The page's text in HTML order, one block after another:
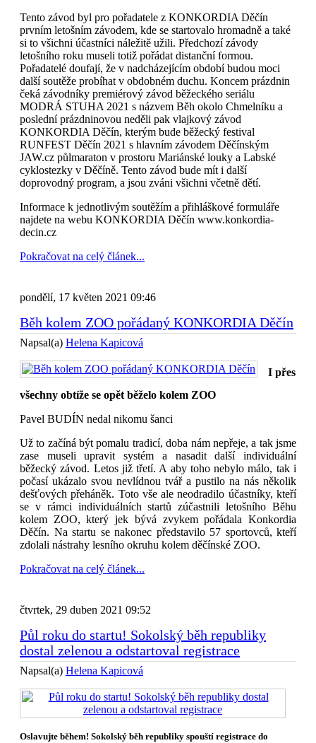
Tento závod byl pro pořadatele z KONKORDIA Děčín
prvním letošním závodem, kde se startovalo hromadně a také
si to všichni účastníci náležitě užili. Předchozí závody
letošního roku museli totiž pořádat distanční formou.
Pořadatelé doufají, že v nadcházejícím období budou moci
další soutěže probíhat v obdobném duchu. Koncem prázdnin
čeká závodníky premiérový závod běžeckého seriálu
MODRÁ STUHA 2021 s názvem Běh okolo Chmelníku a
poslední prázdninovou neděli pak vlajkový závod
KONKORDIA Děčín, kterým bude běžecký festival
RUNFEST Děčín 2021 s hlavním závodem Děčínským
JAW.cz půlmaraton v prostoru Mariánské louky a Labské
cyklostezky v Děčíně. Tento závod bude mít i další
doprovodný program, a jsou zváni všichni včetně dětí.
Informace k jednotlivým soutěžím a přihláškové formuláře
najdete na webu KONKORDIA Děčín www.konkordia-
decin.cz
Pokračovat na celý článek...
pondělí, 17 květen 2021 09:46
Běh kolem ZOO pořádaný KONKORDIA Děčín
Napsal(a) Helena Kapicová
I přes
všechny obtíže se opět běželo kolem ZOO
Pavel BUDÍN nedal nikomu šanci
Už to začíná být pomalu tradicí, doba nám nepřeje, a tak jsme
zase museli upravit systém a nasadit další individuální
běžecký závod. Letos již třetí. A aby toho nebylo málo, tak i
počasí ukázalo svou nevlídnou tvář a pustilo na nás několik
dešťových přeháněk. Toto vše ale neodradilo účastníky, kteří
se v rámci individuálních startů zúčastnili letošního Běhu
kolem ZOO, který jek bývá zvykem pořádala Konkordia
Děčín. Na startu se nakonec představilo 57 sportovců, kteří
zdolali nástrahy lesního okruhu kolem děčínské ZOO.
Pokračovat na celý článek...
čtvrtek, 29 duben 2021 09:52
Půl roku do startu! Sokolský běh republiky
dostal zelenou a odstartoval registrace
Napsal(a) Helena Kapicová
Oslavujte během! Sokolský běh republiky spouští registrace do